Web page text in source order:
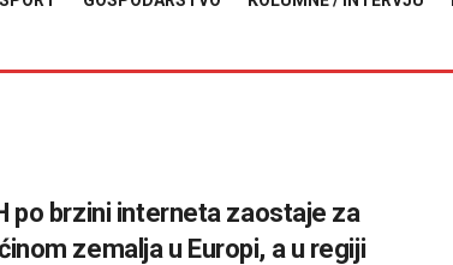
po brzini interneta zaostaje za
zemalja u Europi, a u regiji